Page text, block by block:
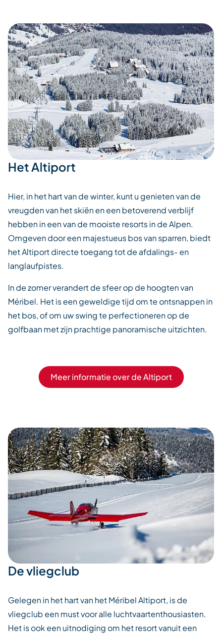
Het Altiport
Hier, in het hart van de winter, kunt u genieten van de
vreugden van het skiën en een betoverend verblijf
hebben in een van de mooiste resorts in de Alpen.
Omgeven door een majestueus bos van sparren, biedt
het Altiport directe toegang tot de afdalings- en
langlaufpistes.
In de zomer verandert de sfeer op de hoogten van
Méribel. Het is een geweldige tijd om te ontsnappen in
het bos, of om uw swing te perfectioneren op de
golfbaan met zijn prachtige panoramische uitzichten.
Meer informatie over de Altiport
De vliegclub
Gelegen in het hart van het Méribel Altiport, is de
vliegclub een must voor alle luchtvaartenthousiasten.
Het is ook een uitnodiging om het resort vanuit een